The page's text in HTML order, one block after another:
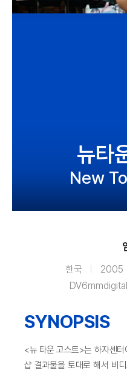
뉴타
New
한국 2005
DV6mmdigital
SYNOPSIS
<뉴 타운 고스트>는 하자센
샵 결과물을 토대로 해서 비